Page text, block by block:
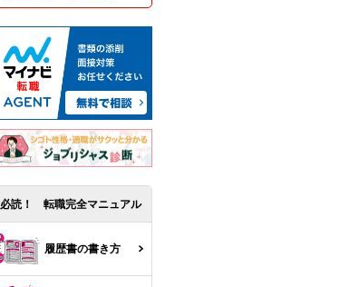
必読！ 転職完全マニュアル
履歴書の書き方